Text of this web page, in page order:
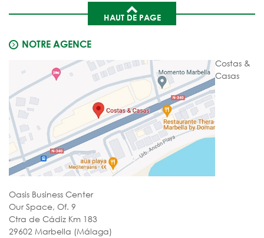
HAUT DE PAGE
NOTRE AGENCE
Costas &
Casas
Oasis Business Center
Our Space, Of. 9
Ctra de Cádiz Km 183
29602 Marbella (Málaga)